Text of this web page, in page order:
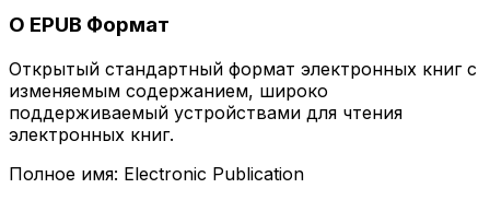
О EPUB Формат
Открытый стандартный формат электронных книг с
изменяемым содержанием, широко
поддерживаемый устройствами для чтения
электронных книг.
Полное имя: Electronic Publication